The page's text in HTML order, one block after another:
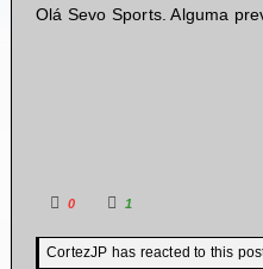
Olá Sevo Sports. Alguma
0 1
CortezJP has reacted to this